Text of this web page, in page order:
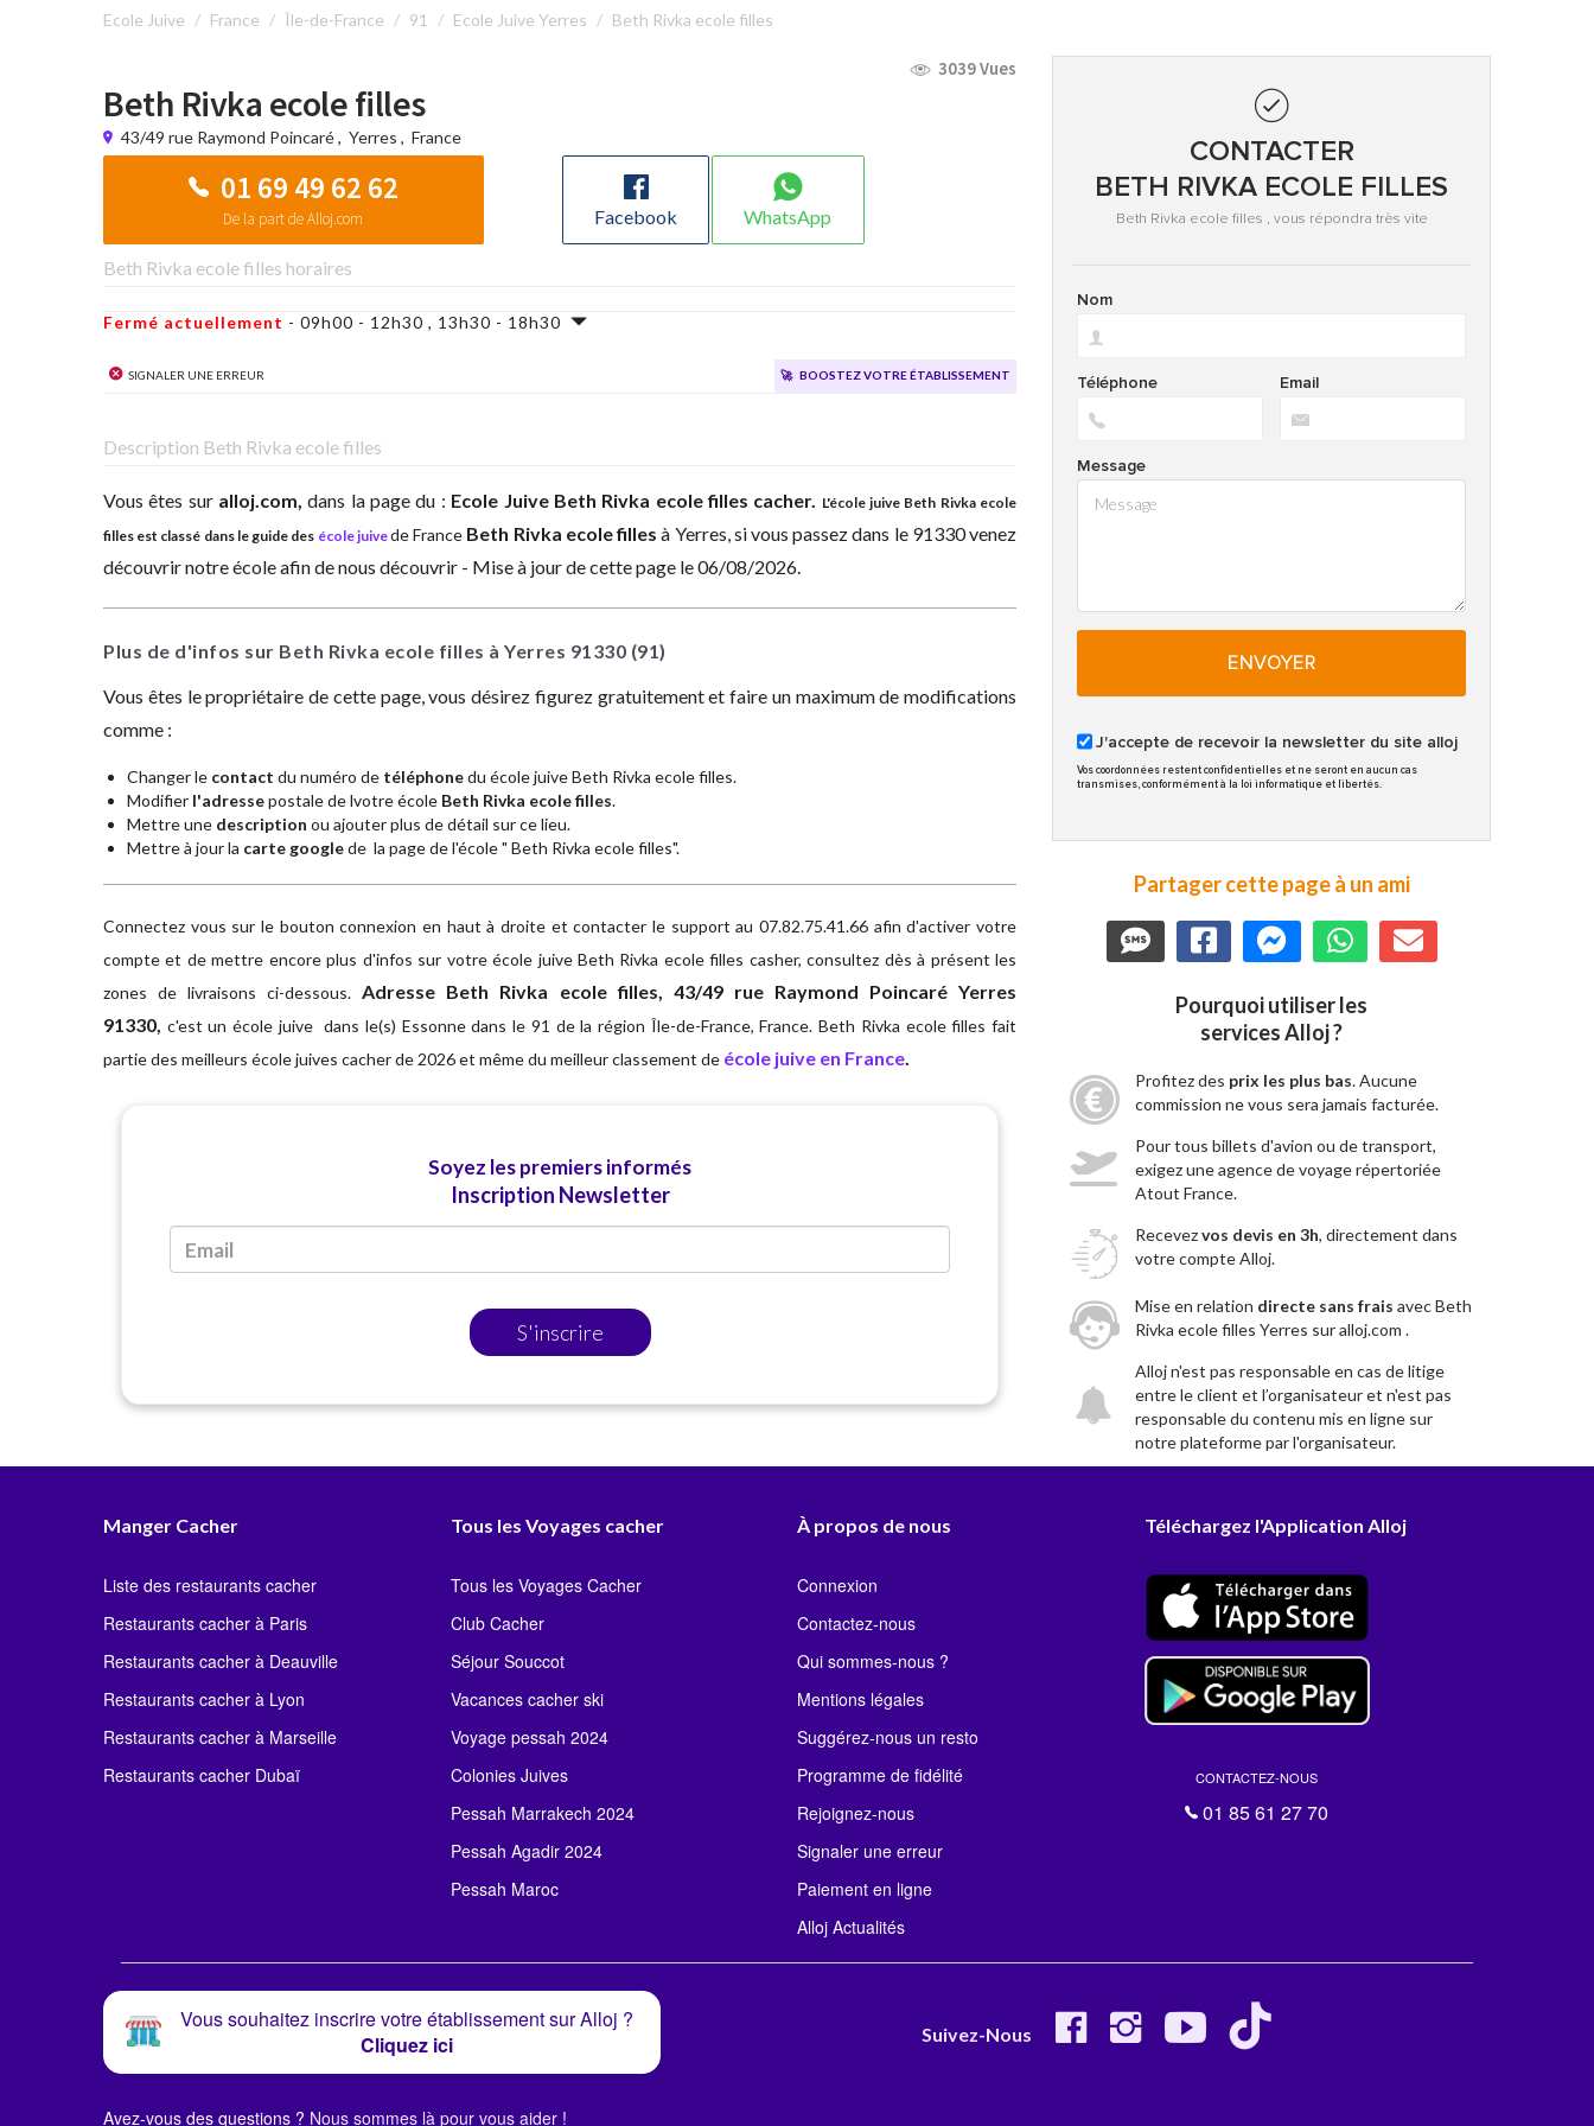
Ecole Juive France Île-de-France 91 Ecole Juive Yerres Beth Rivka ecole filles
3039 Vues
Beth Rivka ecole filles
43/49 rue Raymond Poincaré, Yerres , France
01 69 49 62 62
De la part de Alloj.com Facebook WhatsApp
Beth Rivka ecole filles horaires
Fermé actuellement - 09h00 - 12h30 , 13h30 - 18h30
Signaler une erreur 🚀 Boostez votre établissement
Description Beth Rivka ecole filles
Vous êtes sur alloj.com,dans la page du : Ecole Juive Beth Rivka ecole filles cacher. L'école juive Beth Rivka ecole
filles est classé dans le guide des école juivede France Beth Rivka ecole fillesà Yerres, si vous passez dans le 91330 venez
découvrir notre école afin de nous découvrir - Mise à jour de cette page le 06/08/2026.
Plus de d'infos sur Beth Rivka ecole filles à Yerres 91330 (91)
Vous êtes le propriétaire de cette page, vous désirez figurez gratuitement et faire un maximum de modifications
comme :
Changer le contact du numéro de téléphonedu école juive Beth Rivka ecole filles.
Modifier l'adressepostale de lvotre école Beth Rivka ecole filles.
Mettre une description ou ajouter plus de détail sur ce lieu.
Mettre à jour la carte googlede la page de l'école " Beth Rivka ecole filles".
Connectez vous sur le bouton connexion en haut à droite et contacter le support au 07.82.75.41.66 afin d'activer votre
compte et de mettre encore plus d'infos sur votre école juive Beth Rivka ecole filles casher, consultez dès à présent les
zones de livraisons ci-dessous.Adresse Beth Rivka ecole filles, 43/49 rue Raymond Poincaré Yerres
91330, c'est un école juive dans le(s) Essonne dans le 91 de la région Île-de-France, France. Beth Rivka ecole filles fait
partie des meilleurs école juives cacher de 2026 et même du meilleur classement de école juive en France.
Soyez les premiers informés
Inscription Newsletter
S'inscrire
CONTACTER
BETH RIVKA ECOLE FILLES
Beth Rivka ecole filles , vous répondra très vite
Nom
Email
Téléphone
Message
ENVOYER
J'accepte de recevoir la newsletter du site alloj
Vos coordonnées restent confidentielles et ne seront en aucun cas
transmises, conformément à la loi informatique et libertés.
Partager cette page à un ami
Pourquoi utiliser les
services Alloj ?
Profitez des prix les plus bas. Aucune
commission ne vous sera jamais facturée.
Pour tous billets d'avion ou de transport,
exigez une agence de voyage répertoriée
Atout France.
Recevezvos devis en 3h, directement dans
votre compte Alloj.
Mise en relation directe sans frais avec Beth
Rivka ecole filles Yerres sur alloj.com .
Alloj n'est pas responsable en cas de litige
entre le client et l’organisateur et n'est pas
responsable du contenu mis en ligne sur
notre plateforme par l'organisateur.
Manger Cacher
Liste des restaurants cacher
Restaurants cacher à Paris
Restaurants cacher à Deauville
Restaurants cacher à Lyon
Restaurants cacher à Marseille
Restaurants cacher Dubaï
Tous les Voyages cacher
Tous les Voyages Cacher
Club Cacher
Séjour Souccot
Vacances cacher ski
Voyage pessah 2024
Colonies Juives
Pessah Marrakech 2024
Pessah Agadir 2024
Pessah Maroc
À propos de nous
Connexion
Contactez-nous
Qui sommes-nous ?
Mentions légales
Suggérez-nous un resto
Programme de fidélité
Rejoignez-nous
Signaler une erreur
Paiement en ligne
Alloj Actualités
Téléchargez l'Application Alloj
CONTACTEZ-NOUS
01 85 61 27 70
Vous souhaitez inscrire votre établissement sur Alloj ?
Cliquez ici
Suivez-Nous
Avez-vous des questions ? Nous sommes là pour vous aider !